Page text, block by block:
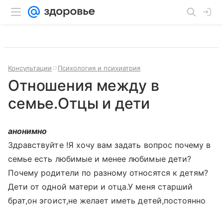
Консультации Психология и психиатрия
Отношения между в
семье.Отцы и дети
анонимно
Здравствуйте !Я хочу вам задать вопрос почему в
семье есть любимые и менее любимые дети?
Почему родители по разному относятся к детям?
Дети от одной матери и отца.У меня старший
брат,он эгоист,не желает иметь детей,постоянно